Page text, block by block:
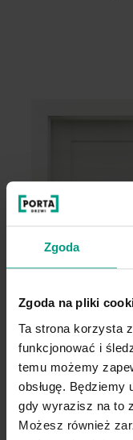
Zgoda
Zgoda na pliki
Ta strona korzysta
funkcjonować i
temu możemy
obsługę.
gdy wyrazisz na to
Możesz również